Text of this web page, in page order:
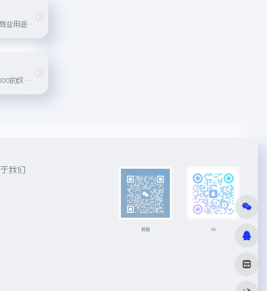
免费可用于个人或商业用途的图片素材网站
免费提供超过100000的纹理素材
我们
微信 QQ